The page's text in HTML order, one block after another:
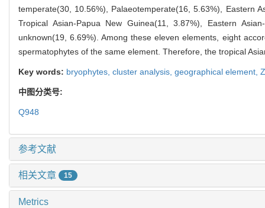
temperate(30, 10.56%), Palaeotemperate(16, 5.63%), Eastern
Tropical Asian-Papua New Guinea(11, 3.87%), Eastern
unknown(19, 6.69%). Among these eleven elements, eight
spermatophytes of the same element. Therefore, the tropical
Key words: bryophytes, cluster analysis, geographical element,
中图分类号:
Q948
参考文献
相关文章 15
Metrics